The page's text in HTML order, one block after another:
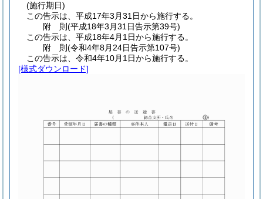
(施行期日)
この告示は、平成17年3月31日から施行する。
附 則(平成18年3月31日告示第39号)
この告示は、平成18年4月1日から施行する。
附 則(令和4年8月24日告示第107号)
この告示は、令和4年10月1日から施行する。
[様式ダウンロード]